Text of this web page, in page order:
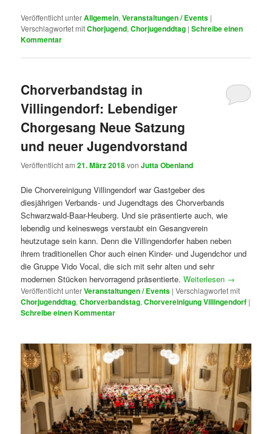
Veröffentlicht unterAllgemein,Veranstaltungen / Events |
Verschlagwortet mitChorjugend,Chorjugenddtag |Schreibe einen
Kommentar
Chorverbandstag in
Villingendorf: Lebendiger
Chorgesang Neue Satzung
und neuer Jugendvorstand
Veröffentlicht am21. März 2018vonJutta Obenland
Die Chorvereinigung Villingendorf war Gastgeber des
diesjährigen Verbands- und Jugendtags des Chorverbands
Schwarzwald-Baar-Heuberg. Und sie präsentierte auch, wie
lebendig und keineswegs verstaubt ein Gesangverein
heutzutage sein kann. Denn die Villingendorfer haben neben
ihrem traditionellen Chor auch einen Kinder- und Jugendchor und
die Gruppe Vido Vocal, die sich mit sehr alten und sehr
modernen Stücken hervorragend präsentierte.Weiterlesen →
Veröffentlicht unterVeranstaltungen / Events |Verschlagwortet mit
Chorjugenddtag,Chorverbandstag,Chorvereinigung Villingendorf |
Schreibe einen Kommentar